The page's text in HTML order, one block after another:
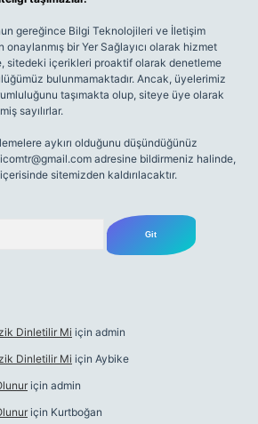
gereğince Bilgi Teknolojileri ve İletişim
onaylanmış bir Yer Sağlayıcı olarak hizmet
sitedeki içerikleri proaktif olarak denetleme
bulunmamaktadır. Ancak, üyelerimiz
taşımakta olup, siteye üye olarak
sayılırlar.
aykırı olduğunu düşündüğünüz
adresine bildirmeniz halinde,
sitemizden kaldırılacaktır.
Dinletilir Mi için admin
Dinletilir Mi için Aybike
için admin
için Kurtboğan